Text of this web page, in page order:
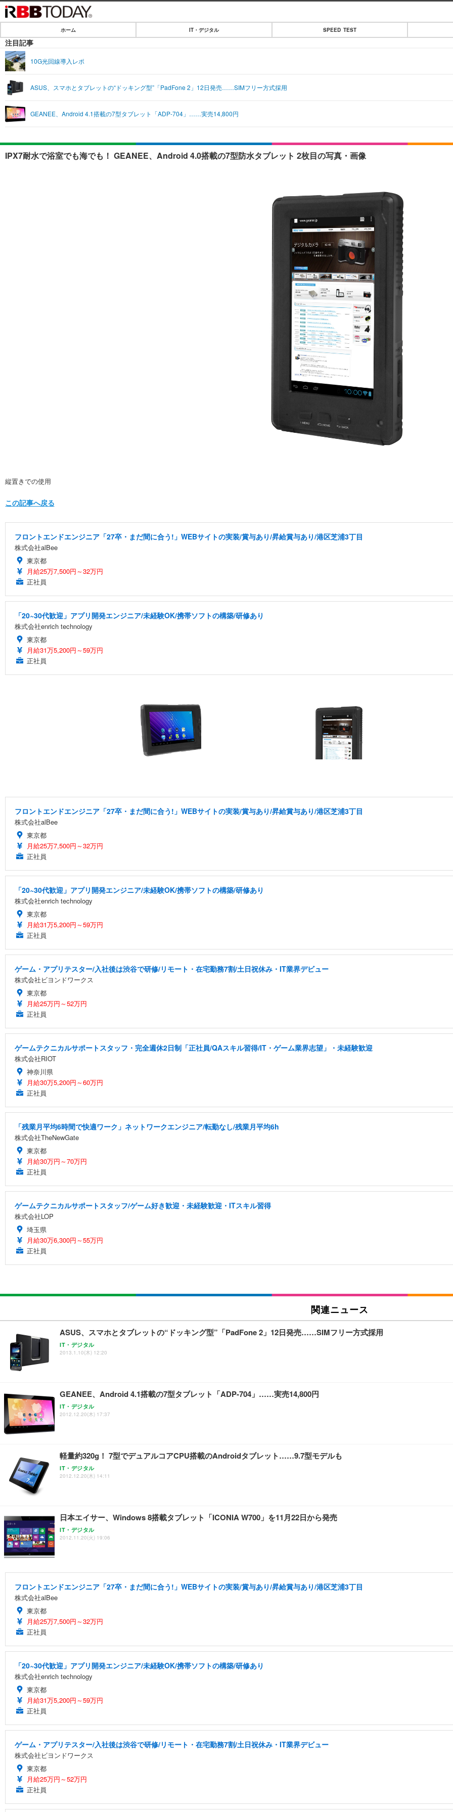
IT・デジタル
ショッピング
エンタメTOP
音楽
ライフ
ライフTOP
ペット
リリース一覧
ホーム IT・デジタル SPEED TEST
注目記事
10G光回線導入レポ
ASUS、スマホとタブレットの“ドッキング型”「PadFone 2」12日発売……SIMフリー方式採用
GEANEE、Android 4.1搭載の7型タブレット「ADP-704」……実売14,800円
IPX7耐水で浴室でも海でも！ GEANEE、Android 4.0搭載の7型防水タブレット 2枚目の写真・画像
縦置きでの使用
この記事へ戻る
フロントエンドエンジニア「27卒・まだ間に合う!」WEBサイトの実装/賞与あり/昇給賞与あり/港区芝浦3丁目
株式会社alBee
東京都
月給25万7,500円～32万円
正社員
「20~30代歓迎」アプリ開発エンジニア/未経験OK/携帯ソフトの構築/研修あり
株式会社enrich technology
東京都
月給31万5,200円～59万円
正社員
フロントエンドエンジニア「27卒・まだ間に合う!」WEBサイトの実装/賞与あり/昇給賞与あり/港区芝浦3丁目
株式会社alBee
東京都
月給25万7,500円～32万円
正社員
「20~30代歓迎」アプリ開発エンジニア/未経験OK/携帯ソフトの構築/研修あり
株式会社enrich technology
東京都
月給31万5,200円～59万円
正社員
ゲーム・アプリテスター/入社後は渋谷で研修/リモート・在宅勤務7割/土日祝休み・IT業界デビュー
株式会社ビヨンドワークス
東京都
月給25万円～52万円
正社員
ゲームテクニカルサポートスタッフ・完全週休2日制「正社員/QAスキル習得/IT・ゲーム業界志望」・未経験歓迎
株式会社RIOT
神奈川県
月給30万5,200円～60万円
正社員
「残業月平均6時間で快適ワーク」ネットワークエンジニア/転勤なし/残業月平均6h
株式会社TheNewGate
東京都
月給30万円～70万円
正社員
ゲームテクニカルサポートスタッフ/ゲーム好き歓迎・未経験歓迎・ITスキル習得
株式会社LOP
埼玉県
月給30万6,300円～55万円
正社員
関連ニュース
ASUS、スマホとタブレットの“ドッキング型”「PadFone 2」12日発売……SIMフリー方式採用
IT・デジタル
2013.1.10(木) 12:20
GEANEE、Android 4.1搭載の7型タブレット「ADP-704」……実売14,800円
IT・デジタル
2012.12.20(木) 17:37
軽量約320g！ 7型でデュアルコアCPU搭載のAndroidタブレット……9.7型モデルも
IT・デジタル
2012.12.20(木) 14:11
日本エイサー、Windows 8搭載タブレット「ICONIA W700」を11月22日から発売
IT・デジタル
2012.11.20(火) 19:06
フロントエンドエンジニア「27卒・まだ間に合う!」WEBサイトの実装/賞与あり/昇給賞与あり/港区芝浦3丁目
株式会社alBee
東京都
月給25万7,500円～32万円
正社員
「20~30代歓迎」アプリ開発エンジニア/未経験OK/携帯ソフトの構築/研修あり
株式会社enrich technology
東京都
月給31万5,200円～59万円
正社員
ゲーム・アプリテスター/入社後は渋谷で研修/リモート・在宅勤務7割/土日祝休み・IT業界デビュー
株式会社ビヨンドワークス
東京都
月給25万円～52万円
正社員